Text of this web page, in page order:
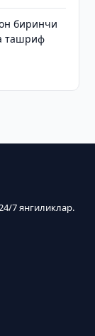
биринчи
ташриф
7 янгиликлар.